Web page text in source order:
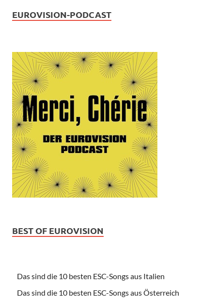
EUROVISION-PODCAST
BEST OF EUROVISION
Das sind die 10 besten ESC-Songs aus Italien
Das sind die 10 besten ESC-Songs aus Österreich